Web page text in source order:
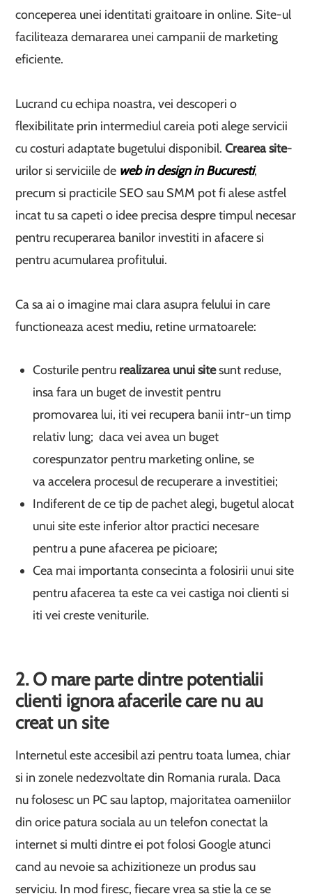
conceperea unei identitati graitoare in online. Site-ul
faciliteaza demararea unei campanii de marketing
eficiente.
Lucrand cu echipa noastra, vei descoperi o
flexibilitate prin intermediul careia poti alege servicii
cu costuri adaptate bugetului disponibil.Crearea site-
urilor si serviciile de web in design in Bucuresti,
precum si practicile SEO sau SMM pot fi alese astfel
incat tu sa capeti o idee precisa despre timpul necesar
pentru recuperarea banilor investiti in afacere si
pentru acumularea profitului.
Ca sa ai o imagine mai clara asupra felului in care
functioneaza acest mediu, retine urmatoarele:
Costurile pentru realizarea unui sitesunt reduse,
insa fara un buget de investit pentru
promovarea lui, iti vei recupera banii intr-un timp
relativ lung; daca vei avea un buget
corespunzator pentru marketing online, se
va accelera procesul de recuperare a investitiei;
Indiferent de ce tip de pachet alegi, bugetul alocat
unui site este inferior altor practici necesare
pentru a pune afacerea pe picioare;
Cea mai importanta consecinta a folosirii unui site
pentru afacerea ta este ca vei castiga noi clienti si
iti vei creste veniturile.
2. O mare parte dintre potentialii
clienti ignora afacerile care nu au
creat un site
Internetul este accesibil azi pentru toata lumea, chiar
si in zonele nedezvoltate din Romania rurala. Daca
nu folosesc un PC sau laptop, majoritatea oameniilor
din orice patura sociala au un telefon conectat la
internet si multi dintre ei pot folosi Google atunci
cand au nevoie sa achizitioneze un produs sau
serviciu. In mod firesc, fiecare vrea sa stie la ce se